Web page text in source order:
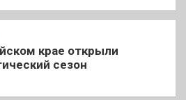
крае открыли
сезон